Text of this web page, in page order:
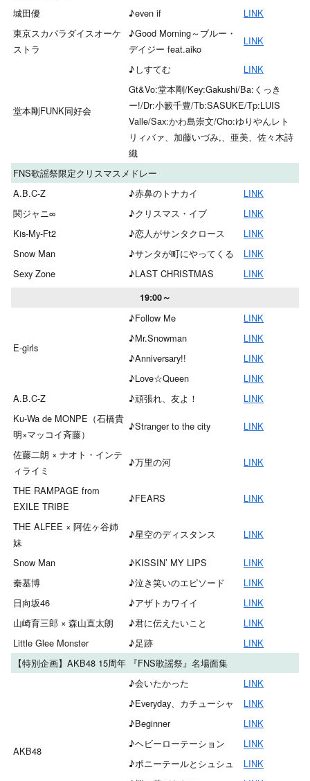
城田優 ♪even if
LINK
東京スカパラダイスオーケ
ストラ
♪Good Morning～ブルー・
デイジー feat.aiko
LINK
堂本剛FUNK同好会
♪しすてむ
LINK
Gt&Vo:堂本剛/Key:Gakushi/Ba:くっき
ー!/Dr:小籔千豊/Tb:SASUKE/Tp:LUIS
Valle/Sax:かわ島崇文/Cho:ゆりやんレト
リィバァ、加藤いづみ,、亜美、佐々木詩
織
FNS歌謡祭限定クリスマスメドレー
A.B.C-Z
♪赤鼻のトナカイ
LINK
関ジャニ∞
♪クリスマス・イブ
LINK
Kis-My-Ft2
♪恋人がサンタクロース
LINK
Snow Man
♪サンタが町にやってくる
LINK
Sexy Zone
♪LAST CHRISTMAS LINK
19:00～
E-girls
♪Follow Me
LINK
♪Mr.Snowman
LINK
♪Anniversary!!
LINK
♪Love☆Queen
LINK
A.B.C-Z
♪頑張れ、友よ！
LINK
Ku-Wa de MONPE（石橋貴
明×マッコイ斉藤）
♪Stranger to the city LINK
佐藤二朗 × ナオト・インテ
ィライミ
♪万里の河 LINK
THE RAMPAGE from
EXILE TRIBE
♪FEARS LINK
THE ALFEE × 阿佐ヶ谷姉
妹
♪星空のディスタンス LINK
Snow Man ♪KISSIN’ MY LIPS
LINK
秦基博
♪泣き笑いのエピソード
LINK
日向坂46
♪アザトカワイイ
LINK
山崎育三郎 × 森山直太朗
♪君に伝えたいこと
LINK
Little Glee Monster
♪足跡
LINK
【特別企画】AKB48 15周年 『FNS歌謡祭』名場面集
AKB48
♪会いたかった
LINK
♪Everyday、カチューシャ
LINK
♪Beginner
LINK
♪ヘビーローテーション
LINK
♪ポニーテールとシュシュ
LINK